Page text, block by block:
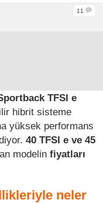
11
TFSI e
hibrit sisteme
yüksek performans
40 TFSI e ve 45
modelin fiyatları
neler